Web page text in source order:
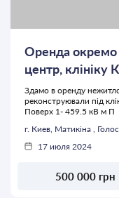
Оренда окремо
центр, клініку
Здамо в оренду
реконструювали під
Поверх 1- 459.5 кВ м П
г. Киев, Матикіна ,
17 июля 2024
500 000 грн